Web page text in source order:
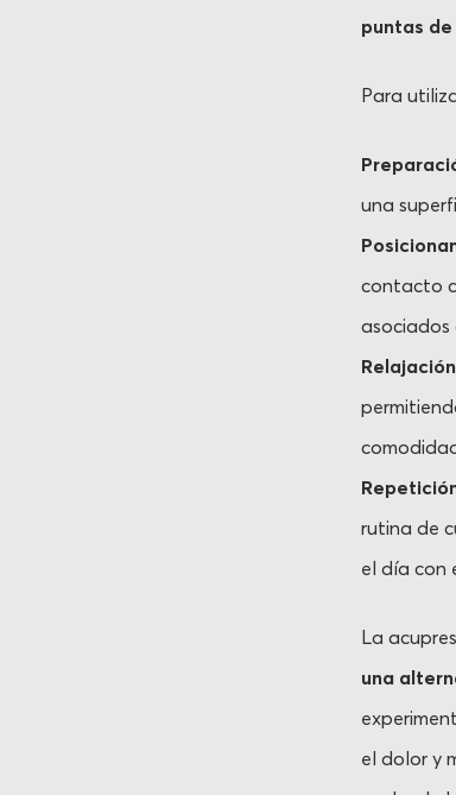
puntas
Para
una
contacto
asociados
rutina de
el día con
La
una
el dolor y